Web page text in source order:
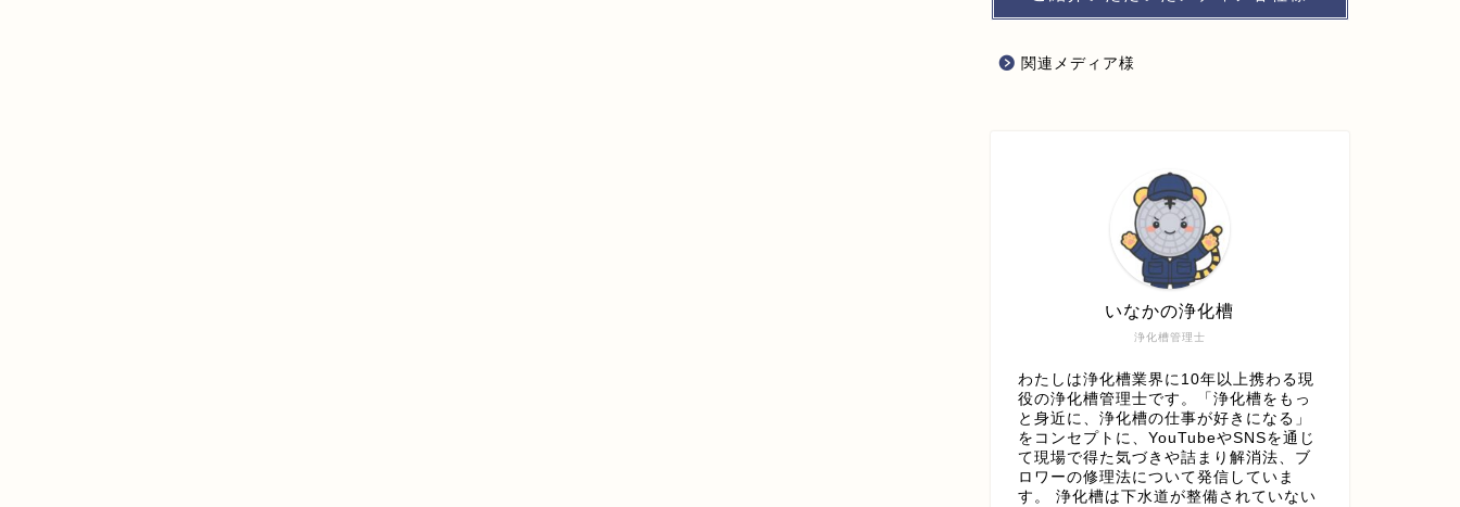
関連メディア様
浄化槽管理士
いなかの浄化槽
わたしは浄化槽業界に10年以上携わる現
役の浄化槽管理士です。「浄化槽をもっ
と身近に、浄化槽の仕事が好きになる」
をコンセプトに、YouTubeやSNSを通じ
て現場で得た気づきや詰まり解消法、ブ
ロワーの修理法について発信していま
す。 浄化槽は下水道が整備されていない